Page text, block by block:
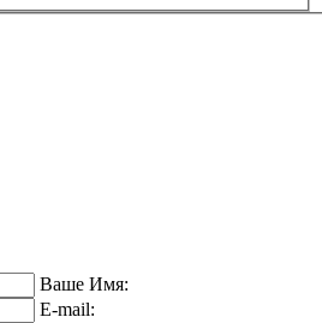
Ваше Имя:
E-mail: